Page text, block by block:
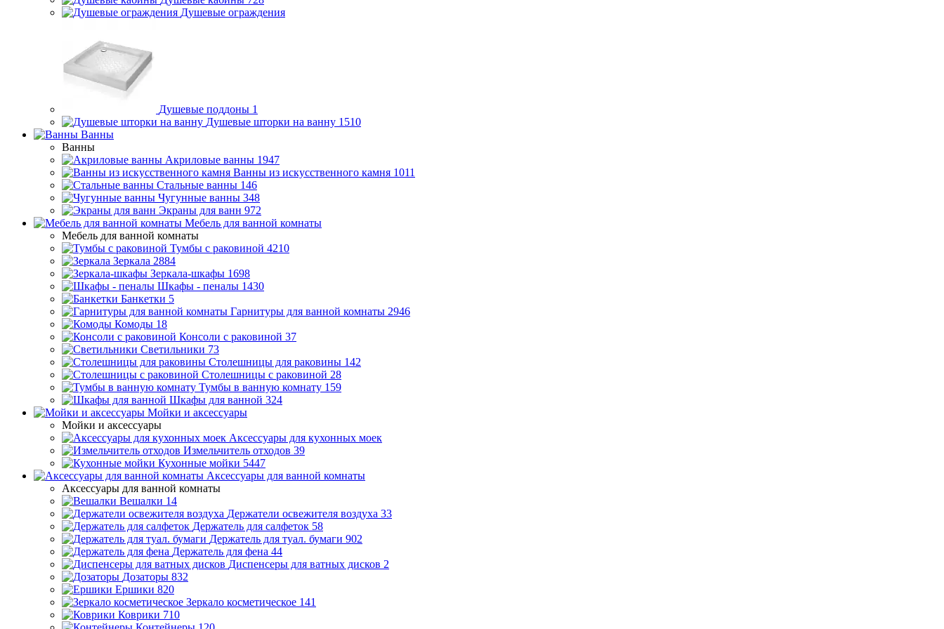
Душевые ограждения
Душевые поддоны 1
Душевые шторки на ванну 1510
Ванны
Ванны
Акриловые ванны 1947
Ванны из искусственного камня 1011
Стальные ванны 146
Чугунные ванны 348
Экраны для ванн 972
Мебель для ванной комнаты
Мебель для ванной комнаты
Тумбы с раковиной 4210
Зеркала 2884
Зеркала-шкафы 1698
Шкафы - пеналы 1430
Банкетки 5
Гарнитуры для ванной комнаты 2946
Комоды 18
Консоли с раковиной 37
Светильники 73
Столешницы для раковины 142
Столешницы с раковиной 28
Тумбы в ванную комнату 159
Шкафы для ванной 324
Мойки и аксессуары
Мойки и аксессуары
Аксессуары для кухонных моек
Измельчитель отходов 39
Кухонные мойки 5447
Аксессуары для ванной комнаты
Аксессуары для ванной комнаты
Вешалки 14
Держатели освежителя воздуха 33
Держатель для салфеток 58
Держатель для туал. бумаги 902
Держатель для фена 44
Диспенсеры для ватных дисков 2
Дозаторы 832
Ершики 820
Зеркало косметическое 141
Коврики 710